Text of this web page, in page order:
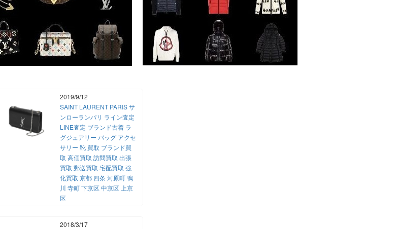
2019/9/12
SAINT LAURENT PARIS サ
ンローランパリ ライン査定
LINE査定 ブランド古着 ラ
グジュアリー バッグ アクセ
サリー 靴 買取 ブランド買
取 高価買取 訪問買取 出張
買取 郵送買取 宅配買取 強
化買取 京都 四条 河原町 鴨
川 寺町 下京区 中京区 上京
区
2018/3/17